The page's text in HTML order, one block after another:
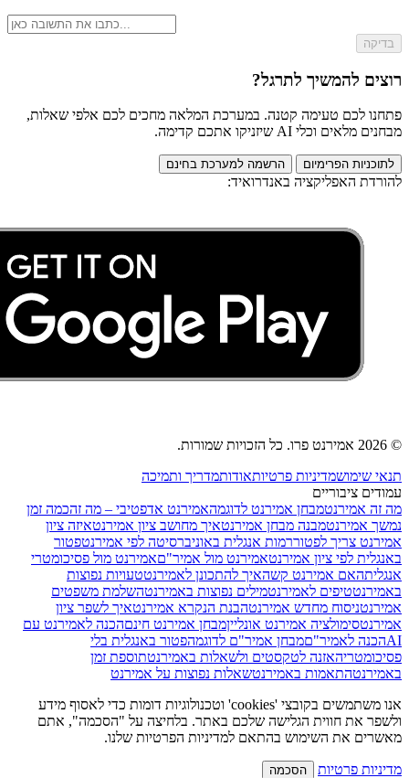
בדיקה
רוצים להמשיך לתרגל?
פתחנו לכם טעימה קטנה. במערכת המלאה מחכים לכם אלפי שאלות,
מבחנים מלאים וכלי AI שיזניקו אתכם קדימה.
לתוכניות הפרימיום הרשמה למערכת בחינם
להורדת האפליקציה באנדרואיד:
© 2026 אמירנט פרו. כל הזכויות שמורות.
תנאי שימושמדיניות פרטיותאודותמדריך ותמיכה
עמודים ציבוריים
מה זה אמירנטמבחן אמירנט לדוגמהאמירנט אדפטיבי – מה זהכמה זמן
נמשך אמירנטמבנה מבחן אמירנטאיך מחושב ציון אמירנטאיזה ציון
אמירנט צריך לפטוררמות אנגלית באוניברסיטה לפי אמירנטפטור
באנגלית לפי ציון אמירנטאמירנט מול אמיר"םאמירנט מול פסיכומטרי
אנגליתהאם אמירנט קשהאיך להתכונן לאמירנטטעויות נפוצות
באמירנטטיפים לאמירנטמילים נפוצות באמירנטהשלמת משפטים
אמירנטניסוח מחדש אמירנטהבנת הנקרא אמירנטאיך לשפר ציון
אמירנטסימולציה אמירנט אונלייןמבחן אמירנט חינםהכנה לאמירנט עם
AIהכנה לאמיר"םמבחן אמיר"ם לדוגמהפטור באנגלית בלי
פסיכומטריהאזנה לטקסטים ולשאלות באמירנטתוספת זמן
באמירנטהתאמות באמירנטשאלות נפוצות על אמירנט
אנו משתמשים בקובצי 'cookies' וטכנולוגיות דומות כדי לאסוף מידע
ולשפר את חווית הגלישה שלכם באתר. בלחיצה על "הסכמה", אתם
מאשרים את השימוש בהתאם למדיניות הפרטיות שלנו.
מדיניות פרטיות הסכמה